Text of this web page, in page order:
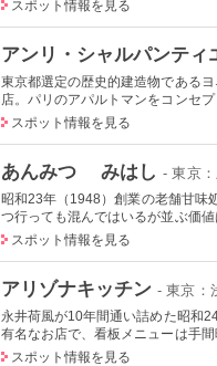
スポット情報を見る
アンリ・シャルパンティ
東京都選定の歴史的建造物である
店。パリのアパルトマンをコンセ
スポット情報を見る
あんみつ みはし - 東京
昭和23年（1948）創業の老舗甘味
つ行っても混んではいるが並ぶ価値
スポット情報を見る
アリゾナキッチン - 東京：
永井荷風が10年間通い詰めた昭和
有名なお店で、看板メニューは手
スポット情報を見る